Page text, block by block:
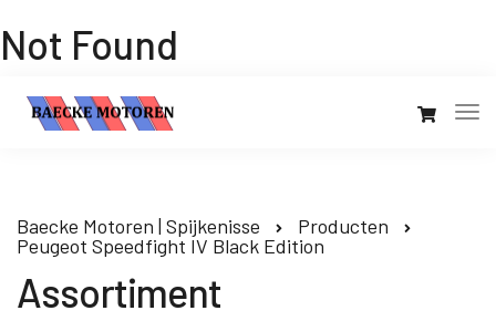
Not Found
Baecke Motoren | Spijkenisse
Producten
Peugeot Speedfight IV Black Edition
Assortiment